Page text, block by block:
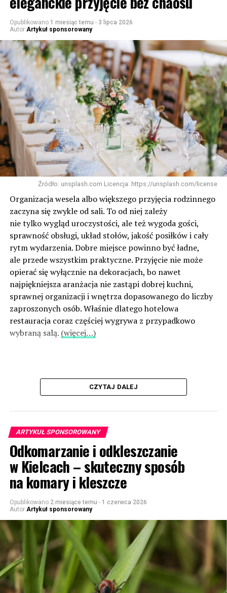
Opublikowano 1 miesiąc temu - 3 lipca 2026
Autor Artykuł sponsorowany
Źródło: unsplash.com Licencja: https://unsplash.com/license
Organizacja wesela albo większego przyjęcia rodzinnego
zaczyna się zwykle od sali. To od niej zależy
nie tylko wygląd uroczystości, ale też wygoda gości,
sprawność obsługi, układ stołów, jakość posiłków i cały
rytm wydarzenia. Dobre miejsce powinno być ładne,
ale przede wszystkim praktyczne. Przyjęcie nie może
opierać się wyłącznie na dekoracjach, bo nawet
najpiękniejsza aranżacja nie zastąpi dobrej kuchni,
sprawnej organizacji i wnętrza dopasowanego do liczby
zaproszonych osób. Właśnie dlatego hotelowa
restauracja coraz częściej wygrywa z przypadkowo
wybraną salą. (więcej…)
CZYTAJ DALEJ
ARTYKUŁ SPONSOROWANY
Odkomarzanie i odkleszczanie
w Kielcach – skuteczny sposób
na komary i kleszcze
Opublikowano 2 miesiące temu - 1 czerwca 2026
Autor Artykuł sponsorowany